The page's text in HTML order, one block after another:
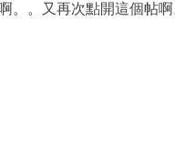
。。又再次點開這個帖